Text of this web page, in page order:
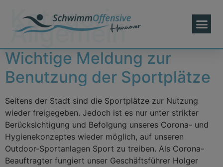
Kategorie:
Allgemein
Wichtige Meldung zur
Benutzung der Sportplätze
Seitens der Stadt sind die Sportplätze zur Nutzung
wieder freigegeben. Jedoch ist es nur unter strikter
Berücksichtigung und Befolgung unseres Corona- und
Hygienekonzeptes wieder möglich, auf unseren
Outdoor-Sportanlagen Sport zu treiben. Als Corona-
Beauftragter fungiert unser Geschäftsführer Holger